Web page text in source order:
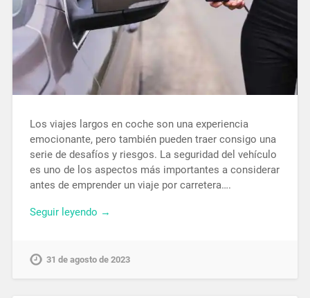
Los viajes largos en coche son una experiencia
emocionante, pero también pueden traer consigo una
serie de desafíos y riesgos. La seguridad del vehículo
es uno de los aspectos más importantes a considerar
antes de emprender un viaje por carretera….
Seguir leyendo →
31 de agosto de 2023